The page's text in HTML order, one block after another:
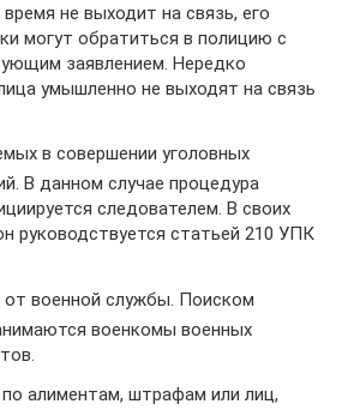
не выходит на связь, его
могут обратиться в полицию с
заявлением. Нередко
умышленно не выходят на связь
в совершении уголовных
В данном случае процедура
следователем. В своих
руководствуется статьей 210 УПК
от военной службы. Поиском
военкомы военных
алиментам, штрафам или лиц,